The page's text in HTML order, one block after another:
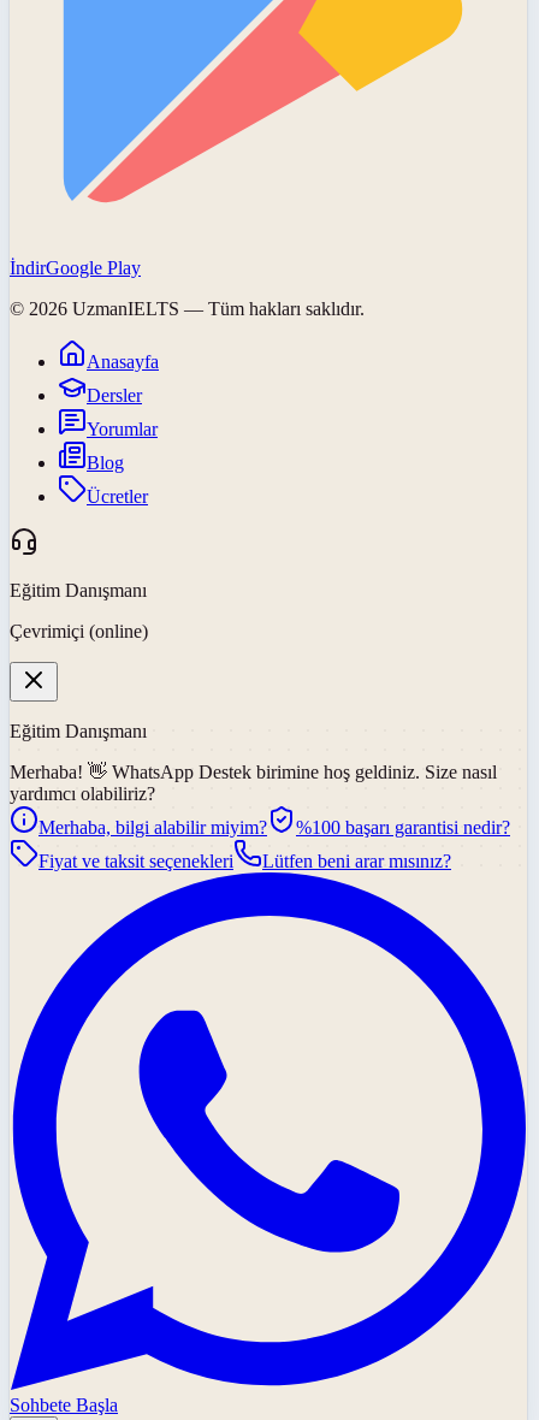
İndirGoogle Play
© 2026 UzmanIELTS — Tüm hakları saklıdır.
Anasayfa
Dersler
Yorumlar
Blog
Ücretler
Eğitim Danışmanı
Çevrimiçi (online)
Eğitim Danışmanı
Merhaba! 👋 WhatsApp Destek birimine hoş geldiniz. Size nasıl
yardımcı olabiliriz?
Merhaba, bilgi alabilir miyim?
%100 başarı garantisi nedir?
Fiyat ve taksit seçenekleri
Lütfen beni arar mısınız?
Sohbete Başla